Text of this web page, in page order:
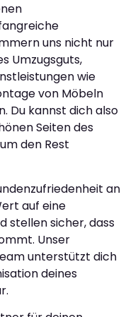
uns nicht nur
Umzugsguts,
wie
von Möbeln
Du kannst dich also
Seiten des
den Rest
an
auf eine
stellen sicher, dass
Unser
unterstützt dich
deines